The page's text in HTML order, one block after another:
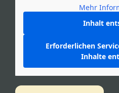
Mehr
Inhalt
Erforderlichen
Inhalte